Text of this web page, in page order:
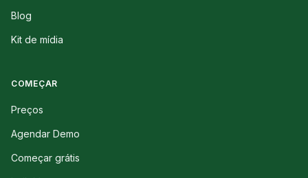
Blog
Kit de mídia
COMEÇAR
Preços
Agendar Demo
Começar grátis